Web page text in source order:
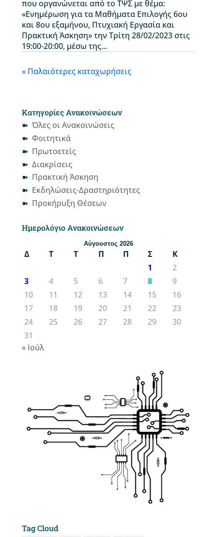
που οργανώνεται από το ΤΨΣ με θέμα:
«Ενημέρωση για τα Μαθήματα Επιλογής 6ου
και 8ου εξαμήνου, Πτυχιακή Εργασία και
Πρακτική Άσκηση» την Τρίτη 28/02/2023 στις
19:00-20:00, μέσω της...
« Παλαιότερες καταχωρήσεις
Κατηγορίες Ανακοινώσεων
Όλες οι Ανακοινώσεις
Φοιτητικά
Πρωτοετείς
Διακρίσεις
Πρακτική Άσκηση
Εκδηλώσεις-Δραστηριότητες
Προκήρυξη Θέσεων
Ημερολόγιο Ανακοινώσεων
Αύγουστος 2026
Δ Τ Τ Π Π Σ
Κ
1
2
3
4 5 6 7 8
9
10
11 12 13 14 15
16
17
18 19 20 21 22
23
24
25 26 27 28 29
30
31
« Ιούλ
Tag Cloud